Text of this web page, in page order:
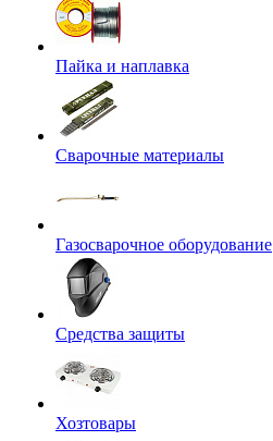
Пайка и наплавка
Сварочные материалы
Газосварочное оборудование
Средства защиты
Хозтовары